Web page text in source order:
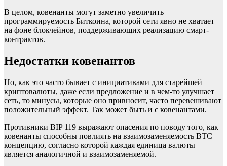
В целом, ковенанты могут заметно увеличить
программируемость Биткоина, которой сети явно не хватает
на фоне блокчейнов, поддерживающих реализацию смарт-
контрактов.
Недостатки ковенантов
Но, как это часто бывает с инициативами для старейшей
криптовалюты, даже если предложение и в чем-то улучшает
сеть, то минусы, которые оно привносит, часто перевешивают
положительный эффект. Так может быть и с ковенантами.
Противники BIP 119 выражают опасения по поводу того, как
ковенанты способны повлиять на взаимозаменяемость BTC —
концепцию, согласно которой каждая единица валюты
является аналогичной и взаимозаменяемой.